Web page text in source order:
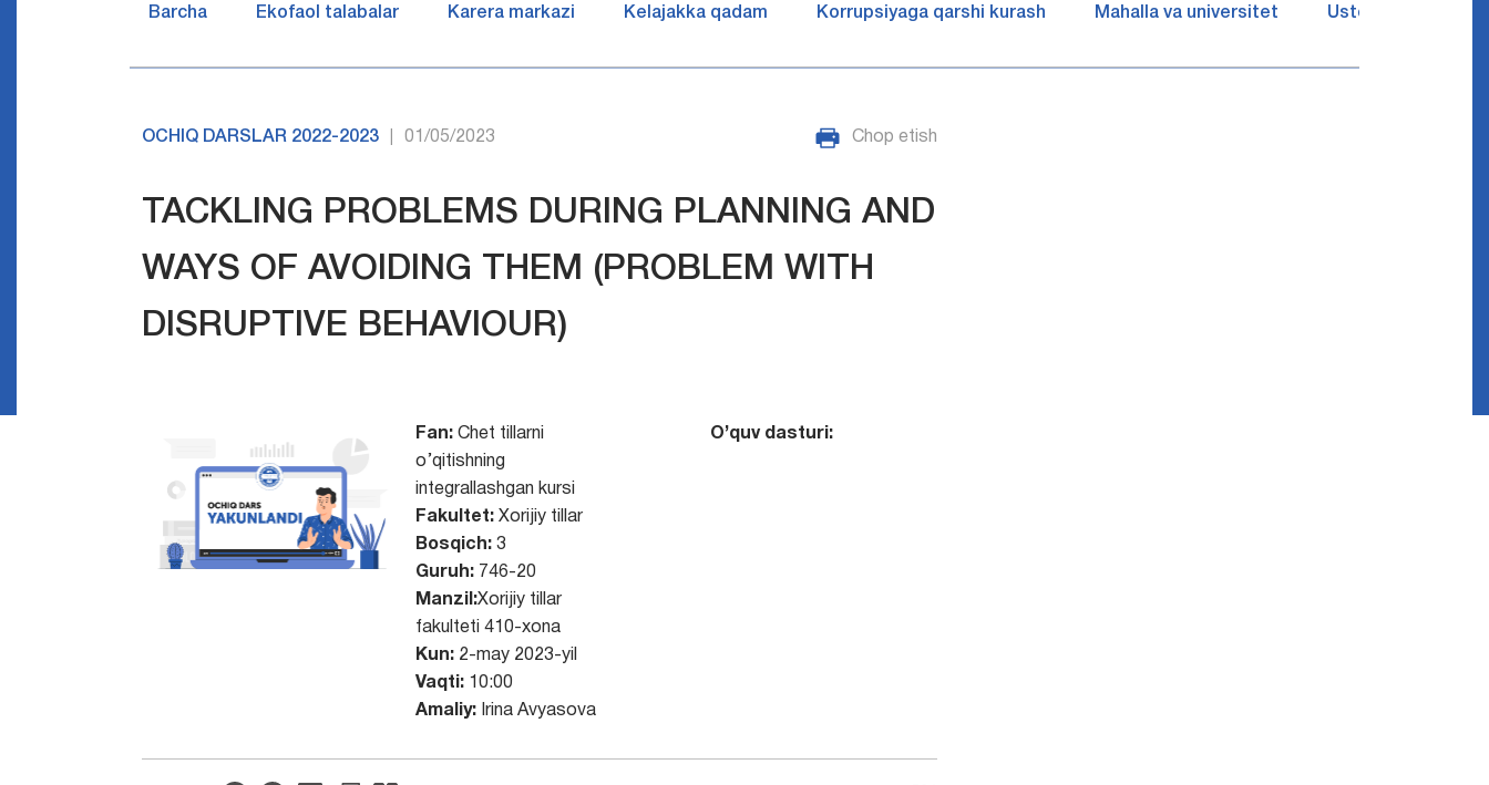
Barcha Ekofaol talabalar Karera markazi Kelajakka qadam Korrupsiyaga qarshi kurash Mahalla va universitet Ustozlar suhbatin
OCHIQ DARSLAR 2022-2023 01/05/2023 Chop etish
TACKLING PROBLEMS DURING PLANNING AND
WAYS OF AVOIDING THEM (PROBLEM WITH
DISRUPTIVE BEHAVIOUR)
Fan:Chet tillarni
o’qitishning
integrallashgan kursi
Fakultet:Xorijiy tillar
Bosqich:3
Guruh:746-20
Manzil:Xorijiy tillar
fakulteti 410-xona
Kun: 2-may 2023-yil
Vaqti:10:00
Amaliy:Irina Avyasova
O’quv dasturi: